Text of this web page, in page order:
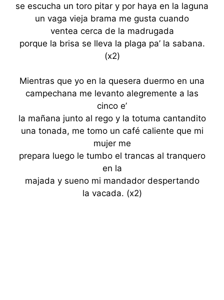
se escucha un toro pitar y por haya en la laguna
un vaga vieja brama me gusta cuando
ventea cerca de la madrugada
porque la brisa se lleva la plaga pa’ la sabana.
(x2)
Mientras que yo en la quesera duermo en una
campechana me levanto alegremente a las
cinco e’
la mañana junto al rego y la totuma cantandito
una tonada, me tomo un café caliente que mi
mujer me
prepara luego le tumbo el trancas al tranquero
en la
majada y sueno mi mandador despertando
la vacada. (x2)